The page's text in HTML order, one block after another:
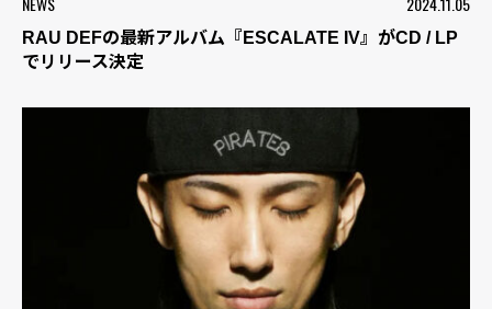
RAU DEFの最新アルバム『ESCALATE IV』がCD / LP
でリリース決定